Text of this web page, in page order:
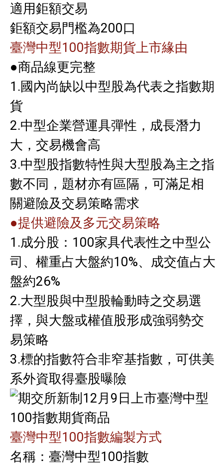
適用鉅額交易
鉅額交易門檻為200口
臺灣中型100指數期貨上市緣由
●商品線更完整
1.國內尚缺以中型股為代表之指數期
貨
2.中型企業營運具彈性，成長潛力
大，交易機會高
3.中型股指數特性與大型股為主之指
數不同，題材亦有區隔，可滿足相
關避險及交易策略需求
●提供避險及多元交易策略
1.成分股：100家具代表性之中型公
司、權重占大盤約10%、成交值占大
盤約26%
2.大型股與中型股輪動時之交易選
擇，與大盤或權值股形成強弱勢交
易策略
3.標的指數符合非窄基指數，可供美
系外資取得臺股曝險
臺灣中型100指數編製方式
名稱：臺灣中型100指數